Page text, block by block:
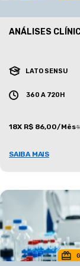
ANÁLISES
LATO SENSU
360 A 720H
18X R$ 86,00/Mês
SAIBA MAIS